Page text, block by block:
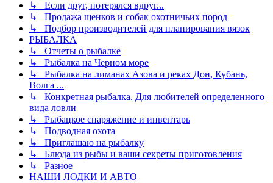
↳ Если друг, потерялся вдруг...
↳ Продажа щенков и собак охотничьих пород
↳ Подбор производителей для планирования вязок
РЫБАЛКА
↳ Отчеты о рыбалке
↳ Рыбалка на Черном море
↳ Рыбалка на лиманах Азова и реках Дон, Кубань,
Волга ...
↳ Конкретная рыбалка. Для любителей определенного
вида ловли
↳ Рыбацкое снаряжение и инвентарь
↳ Подводная охота
↳ Приглашаю на рыбалку
↳ Блюда из рыбы и ваши секреты приготовления
↳ Разное
НАШИ ЛОДКИ И АВТО